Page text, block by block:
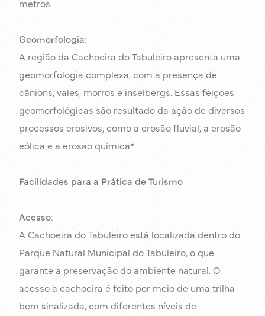
metros.
Geomorfologia:
A região da Cachoeira do Tabuleiro apresenta uma
geomorfologia complexa, com a presença de
cânions, vales, morros e inselbergs. Essas feições
geomorfológicas são resultado da ação de diversos
processos erosivos, como a erosão fluvial, a erosão
eólica e a erosão química*.
Facilidades para a Prática de Turismo
Acesso:
A Cachoeira do Tabuleiro está localizada dentro do
Parque Natural Municipal do Tabuleiro, o que
garante a preservação do ambiente natural. O
acesso à cachoeira é feito por meio de uma trilha
bem sinalizada, com diferentes níveis de